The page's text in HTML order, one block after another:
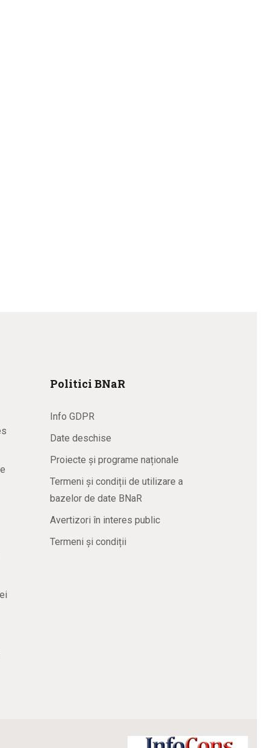
Politici BNaR
Info GDPR
Date deschise
Proiecte și programe naționale
Termeni și condiții de utilizare a
bazelor de date BNaR
Avertizori în interes public
Termeni și condiții